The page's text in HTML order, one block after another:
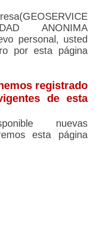
ANONIMA
personal, usted
por esta página
registrado
de esta
nuevas
esta página